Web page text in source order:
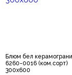
Блюм бел
6260-0016 (ком.сорт)
300х600